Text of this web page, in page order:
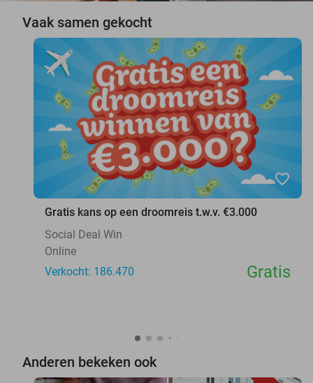
Vaak samen gekocht
favorite_border
Gratis kans op een droomreis t.w.v. €3.000
Social Deal Win
Online
Verkocht: 186.470
Gratis
Anderen bekeken ook